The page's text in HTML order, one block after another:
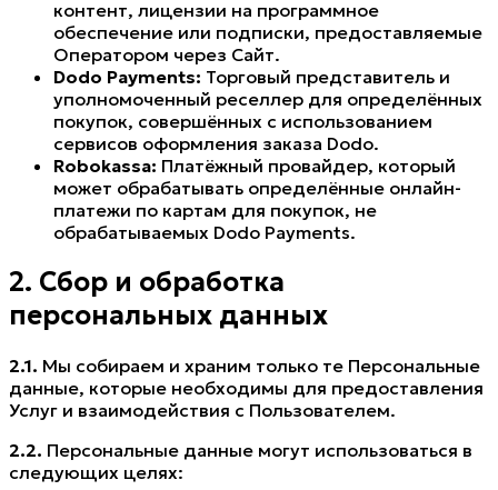
контент, лицензии на программное
обеспечение или подписки, предоставляемые
Оператором через Сайт.
Dodo Payments: Торговый представитель и
уполномоченный реселлер для определённых
покупок, совершённых с использованием
сервисов оформления заказа Dodo.
Robokassa: Платёжный провайдер, который
может обрабатывать определённые онлайн-
платежи по картам для покупок, не
обрабатываемых Dodo Payments.
2. Сбор и обработка
персональных данных
2.1. Мы собираем и храним только те Персональные
данные, которые необходимы для предоставления
Услуг и взаимодействия с Пользователем.
2.2. Персональные данные могут использоваться в
следующих целях: